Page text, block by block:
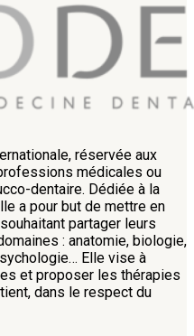
réservée aux
médicales ou
dentaire. Dédiée à la
a pour but de mettre en
partager leurs
: anatomie, biologie,
Elle vise à
et proposer les thérapies
dans le respect du